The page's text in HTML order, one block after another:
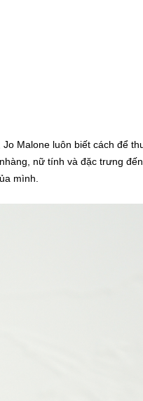
Malone luôn biết cách để
nữ tính và đặc trưng đến
mình.